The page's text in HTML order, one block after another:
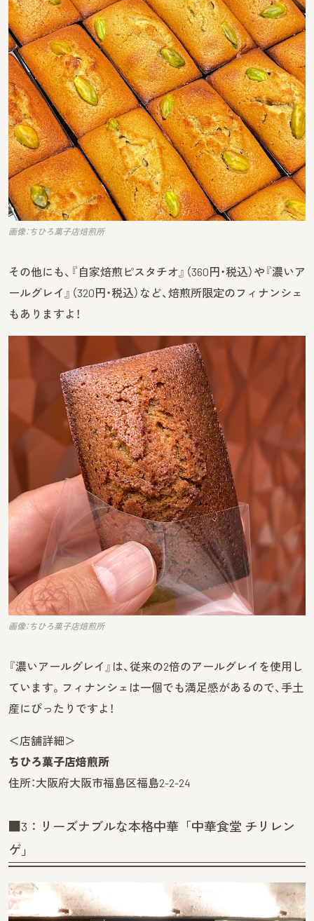
画像：ちひろ菓子店焙煎所
その他にも、『自家焙煎ピスタチオ』（360円・税込）や『濃いア
ールグレイ』（320円・税込）など、焙煎所限定のフィナンシェ
もありますよ！
画像：ちひろ菓子店焙煎所
『濃いアールグレイ』は、従来の2倍のアールグレイを使用し
ています。フィナンシェは一個でも満足感があるので、手土
産にぴったりですよ！
＜店舗詳細＞
ちひろ菓子店焙煎所
住所：大阪府大阪市福島区福島2-2-24
■3：リーズナブルな本格中華「中華食堂 チリレン
ゲ」